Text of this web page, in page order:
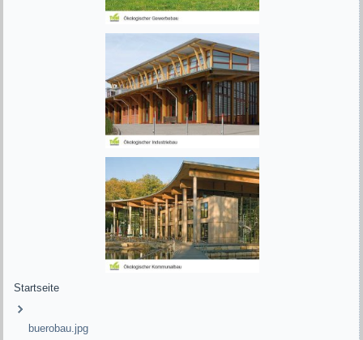
Startseite
buerobau.jpg